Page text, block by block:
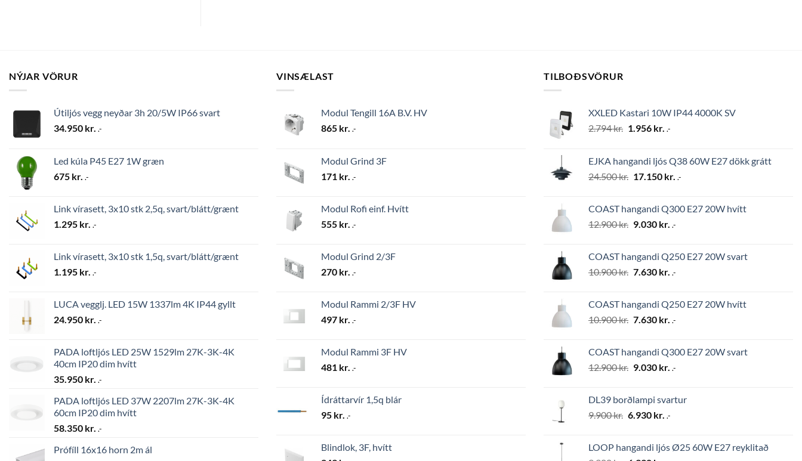
NÝJAR VÖRUR
Útiljós vegg neyðar 3h 20/5W IP66 svart
34.950 kr. .-
Led kúla P45 E27 1W græn
675 kr. .-
Link vírasett, 3x10 stk 2,5q, svart/blátt/grænt
1.295 kr. .-
Link vírasett, 3x10 stk 1,5q, svart/blátt/grænt
1.195 kr. .-
LUCA vegglj. LED 15W 1337lm 4K IP44 gyllt
24.950 kr. .-
PADA loftljós LED 25W 1529lm 27K-3K-4K
40cm IP20 dim hvítt
35.950 kr. .-
PADA loftljós LED 37W 2207lm 27K-3K-4K
60cm IP20 dim hvítt
58.350 kr. .-
Prófíll 16x16 horn 2m ál
VINSÆLAST
Modul Tengill 16A B.V. HV
865 kr. .-
Modul Grind 3F
171 kr. .-
Modul Rofi einf. Hvítt
555 kr. .-
Modul Grind 2/3F
270 kr. .-
Modul Rammi 2/3F HV
497 kr. .-
Modul Rammi 3F HV
481 kr. .-
Ídráttarvír 1,5q blár
95 kr. .-
Blindlok, 3F, hvítt
TILBOÐSVÖRUR
XXLED Kastari 10W IP44 4000K SV
2.794kr. Original
2.794 kr..
1.956 kr. Current
1.956 kr..
.-
EJKA hangandi ljós Q38 60W E27 dökk grátt
24.500kr. Original
24.500 kr..
17.150 kr. Current
17.150 kr..
.-
COAST hangandi Q300 E27 20W hvítt
12.900kr. Original
12.900 kr..
9.030 kr. Current
9.030 kr..
.-
COAST hangandi Q250 E27 20W svart
10.900kr. Original
10.900 kr..
7.630 kr. Current
7.630 kr..
.-
COAST hangandi Q250 E27 20W hvítt
10.900kr. Original
10.900 kr..
7.630 kr. Current
7.630 kr..
.-
COAST hangandi Q300 E27 20W svart
12.900kr. Original
12.900 kr..
9.030 kr. Current
9.030 kr..
.-
DL39 borðlampi svartur
9.900kr. Original
9.900 kr..
6.930 kr. Current
6.930 kr..
.-
LOOP hangandi ljós Ø25 60W E27 reyklitað